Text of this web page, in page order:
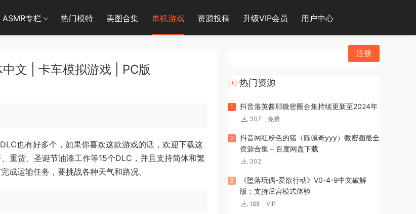
ASMR专栏 热门模特 美图合集 单机游戏 资源投稿 升级VIP会员 用户中心
注册
文 | 卡车模拟游戏 | PC版
也有好多个，如果你喜欢这款游戏的话，欢迎下载这
重货、圣诞节油漆工作等15个DLC，并且支持简体和繁
成运输任务，要挑战各种天气和路况。
热门资源
1 抖音落英酱耶微密圈合集持续更新至2024年
307 免费
2
抖音网红粉色的猪（陈佩奇yyy）微密圈最全
资源合集 – 百度网盘下载
302
3
《堕落玩偶-爱欲行动》V0-4-9中文破解
版：支持后宫模式体验
188 VIP